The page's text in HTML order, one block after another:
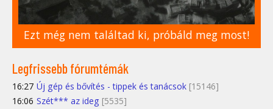
Ezt még nem találtad ki, próbáld meg most!
Legfrissebb fórumtémák
16:27 Új gép és bővítés - tippek és tanácsok [15146]
16:06 Szét*** az ideg [5535]